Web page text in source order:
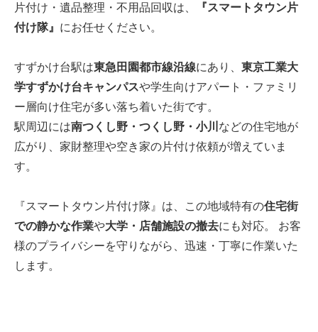
片付け・遺品整理・不用品回収は、
『スマートタウン片
付け隊』 にお任せください。
すずかけ台駅は東急田園都市線沿線にあり、 東京工業大
学すずかけ台キャンパスや学生向けアパート・ファミリ
ー層向け住宅が多い落ち着いた街です。
駅周辺には南つくし野・つくし野・小川 などの住宅地が
広がり、家財整理や空き家の片付け依頼が増えていま
す。
『スマートタウン片付け隊』は、この地域特有の住宅街
での静かな作業や大学・店舗施設の撤去にも対応。 お客
様のプライバシーを守りながら、迅速・丁寧に作業いた
します。